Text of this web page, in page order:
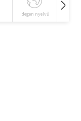
Idegen nyelvű